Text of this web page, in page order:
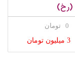
(رخ)
0 تومان
3 میلیون تومان